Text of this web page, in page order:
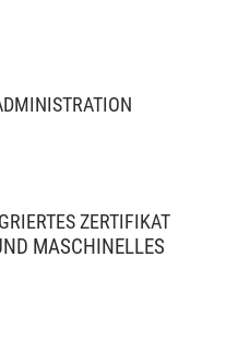
ZERTIFIKAT
MASCHINELLES